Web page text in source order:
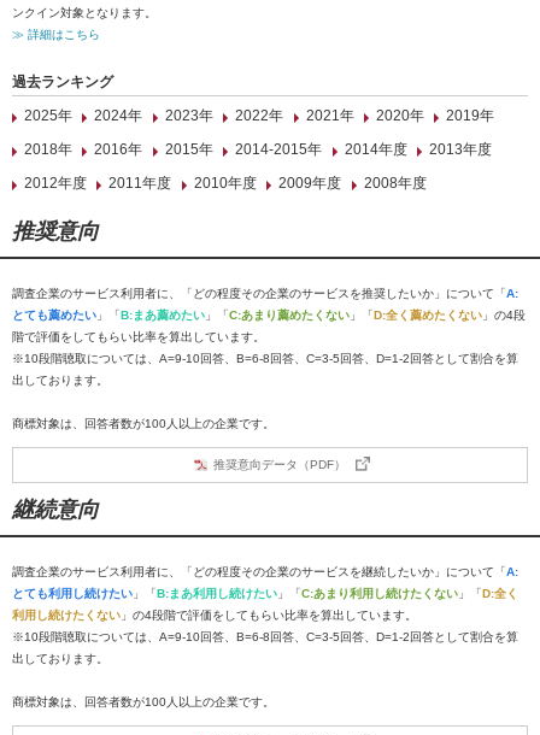
ンクイン対象となります。
≫ 詳細はこちら
過去ランキング
2025年
2024年 2023年 2022年 2021年 2020年
2019年
2018年
2016年 2015年 2014-2015年 2014年度
2013年度
2012年度
2011年度 2010年度 2009年度 2008年度
推奨意向
調査企業のサービス利用者に、「どの程度その企業のサービスを推奨したいか」について「A:
とても薦めたい 」「B:まあ薦めたい 」「C:あまり薦めたくない 」「D:全く薦めたくない 」の4段
階で評価をしてもらい比率を算出しています。
※10段階聴取については、A=9-10回答、B=6-8回答、C=3-5回答、D=1-2回答として割合を算
出しております。
商標対象は、回答者数が100人以上の企業です。
推奨意向データ（PDF）
継続意向
調査企業のサービス利用者に、「どの程度その企業のサービスを継続したいか」について「A:
とても利用し続けたい 」「B:まあ利用し続けたい 」「C:あまり利用し続けたくない 」「D:全く
利用し続けたくない 」の4段階で評価をしてもらい比率を算出しています。
※10段階聴取については、A=9-10回答、B=6-8回答、C=3-5回答、D=1-2回答として割合を算
出しております。
商標対象は、回答者数が100人以上の企業です。